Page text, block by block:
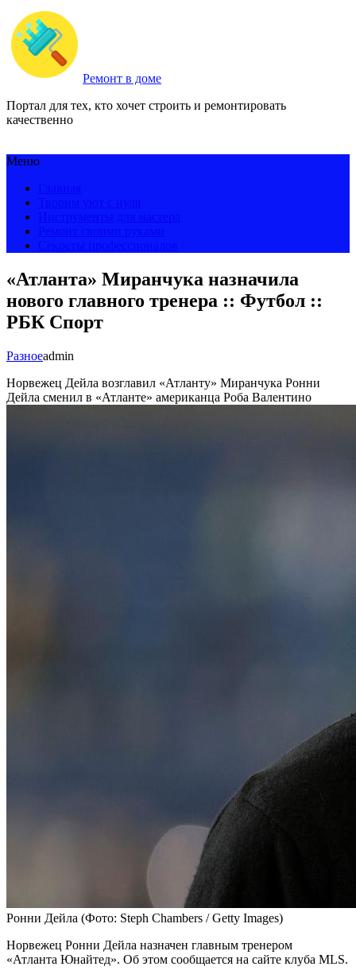
Ремонт в доме
Портал для тех, кто хочет строить и ремонтировать
качественно
Меню
«Атланта» Миранчука назначила
нового главного тренера :: Футбол ::
РБК Спорт
Разноеadmin
Норвежец Дейла возглавил «Атланту» Миранчука Ронни
Дейла сменил в «Атланте» американца Роба Валентино
Ронни Дейла (Фото: Steph Chambers / Getty Images)
Норвежец Ронни Дейла назначен главным тренером
«Атланта Юнайтед». Об этом сообщается на сайте клуба MLS.